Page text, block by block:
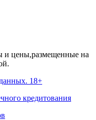
цены,размещенные на
18+
кредитования